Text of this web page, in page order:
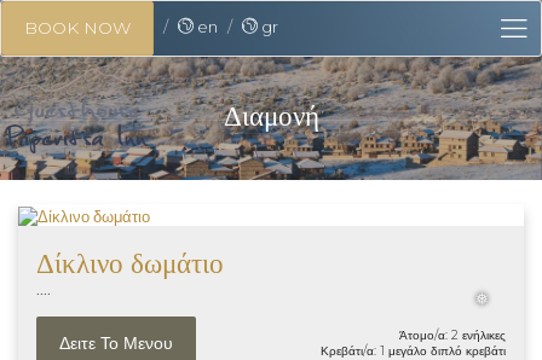
❅
BOOK NOW en gr
Διαμονή
Δίκλινο δωμάτιο
Δειτε Το Μενου
Άτομο/α: 2 ενήλικες
Κρεβάτι/α: 1 μεγάλο διπλό κρεβάτι